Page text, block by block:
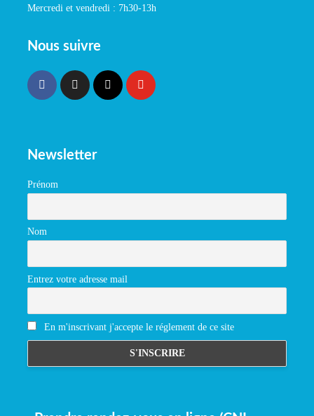
Mercredi et vendredi : 7h30-13h
Nous suivre
Newsletter
Prénom
Nom
Entrez votre adresse mail
En m'inscrivant j'accepte le réglement de ce site